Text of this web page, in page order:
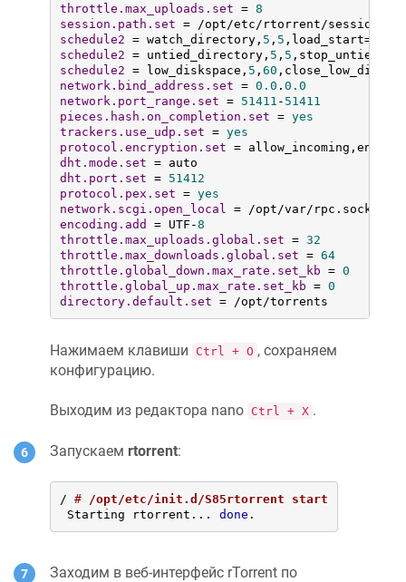
throttle.max_uploads.set = 8
session.path.set
schedule2 = watch_directory, 5 , 5
schedule2 = untied_directory, 5 , 5
schedule2 = low_diskspace, 5 , 60
network.bind_address.set = 0.0 . 0.0
network.port_range.set = 51411 - 51411
pieces.hash.on_completion.set = yes
trackers.use_udp.set = yes
protocol.encryption.set
dht.mode.set
dht.port.set = 51412
protocol.pex.set = yes
network.scgi.open_local
encoding.add
= UTF-8
throttle.max_uploads.global.set = 32
throttle.max_downloads.global.set = 64
throttle.global_down.max_rate.set_kb = 0
throttle.global_up.max_rate.set_kb = 0
directory.default.set = /opt/torrents
Нажимаем клавиши Ctrl + O , сохраняем
конфигурацию.
Выходим из редактора nano Ctrl + X .
Запускаем rtorrent:
/ #
/opt/etc/init.d/S85rtorrent start
Starting rtorrent... done .
Заходим в веб-интерфейс rTorrent по